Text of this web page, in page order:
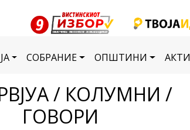
СОБРАНИЕ ОПШТИНИ АКТИ
/ КОЛУМНИ /
ГОВОРИ